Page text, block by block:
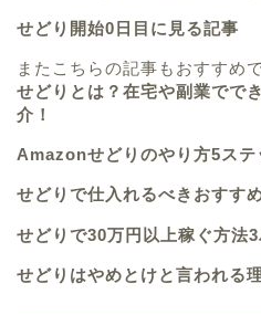
せどり開始0日目に見る記事
またこちらの記事もおすすめ
せどりとは？在宅や副業でで
介！
Amazonせどりのやり方5ステ
せどりで仕入れるべきおすす
せどりで30万円以上稼ぐ方法
せどりはやめとけと言われる